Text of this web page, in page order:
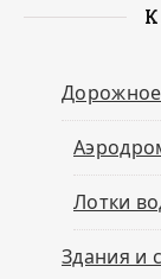
Дорожное
Лотки
Здания и